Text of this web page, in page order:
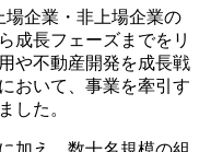
企業・非上場企業の
成長フェーズまでをリ
や不動産開発を成長戦
おいて、事業を牽引す
した。